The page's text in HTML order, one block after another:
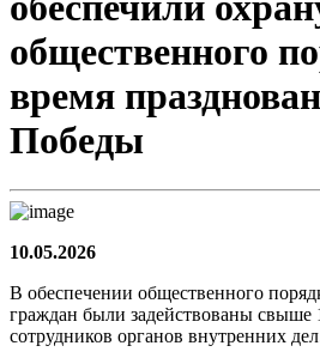
общественного
время
Победы
10.05.2026
В обеспечении общественного
граждан были задействованы свыше
сотрудников органов внутренних